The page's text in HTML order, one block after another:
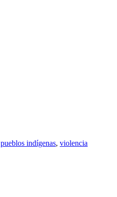
pueblos indígenas, violencia